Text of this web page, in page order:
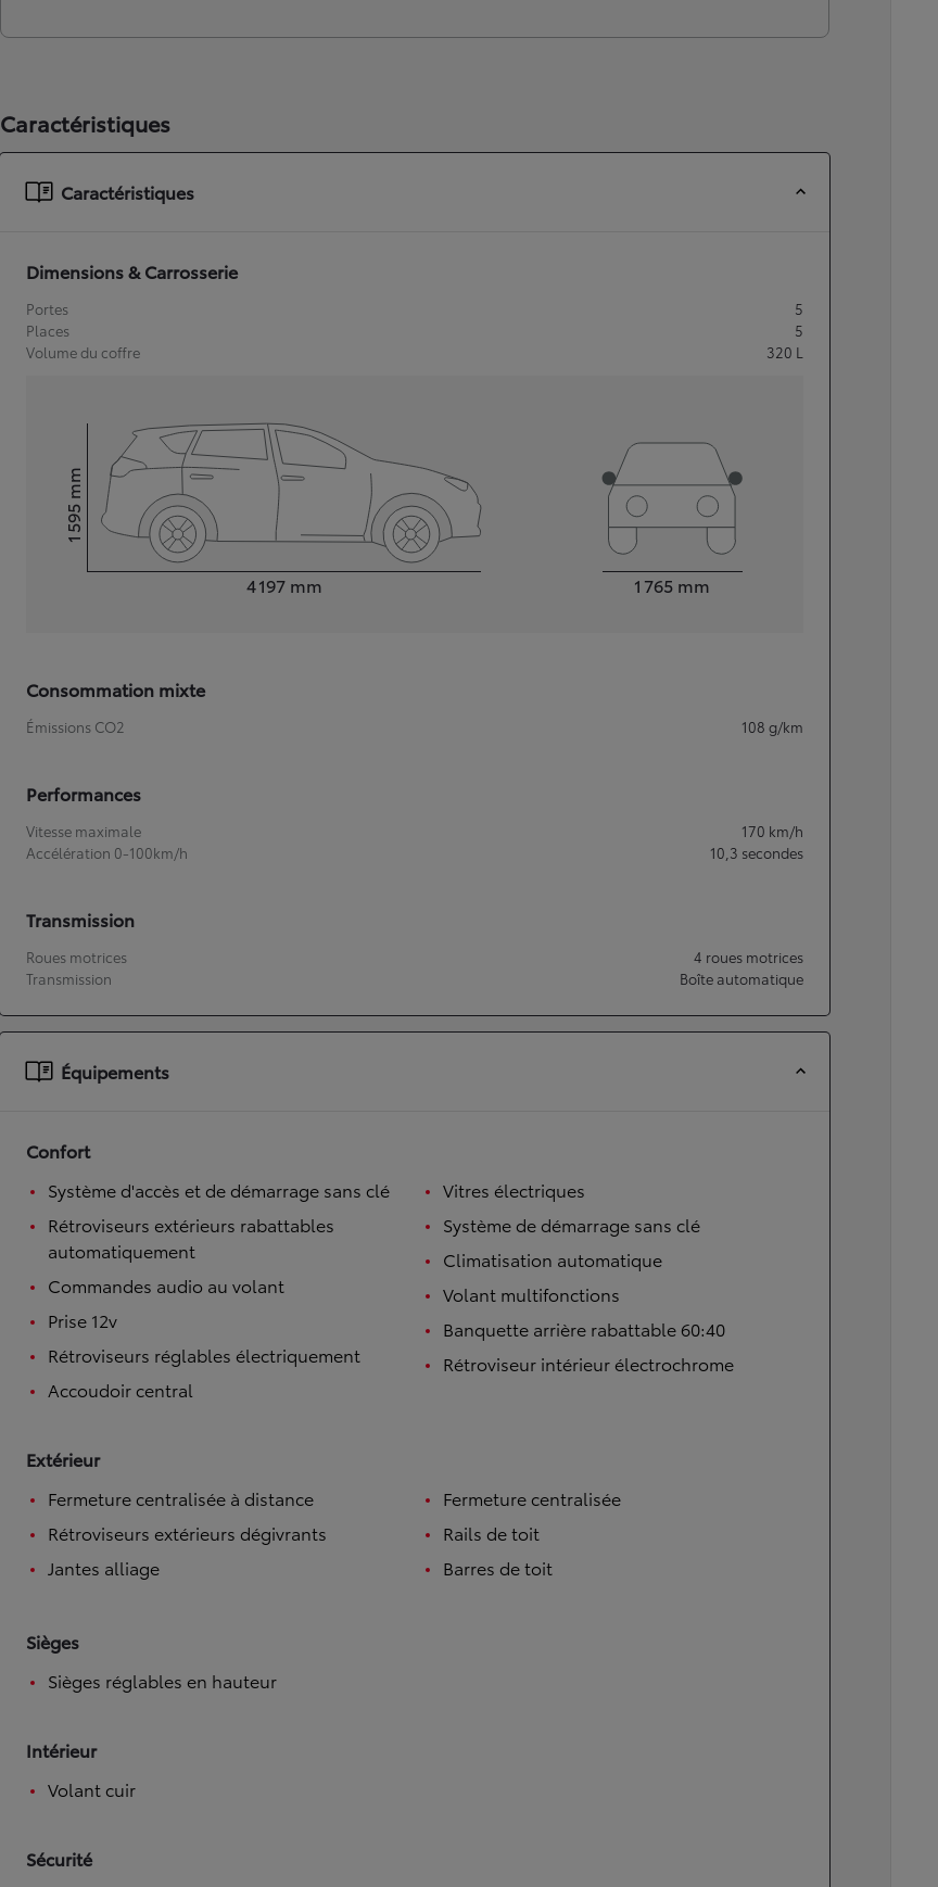
Nouvelle Yaris Cross
Disponible prochainement
Caractéristiques
Caractéristiques
Dimensions & Carrosserie
Portes
5
Places
5
Volume du coffre
320 L
4 197 mm
Hauteur1 595
mm
1 765 mm
Consommation mixte
Émissions CO2 108 g/km
Performances
Vitesse maximale 170 km/h
Accélération 0-100km/h
10,3 secondes
Transmission
Roues motrices
4 roues motrices
Transmission
Boîte automatique
Équipements
Confort
Système d'accès et de démarrage sans clé
Rétroviseurs extérieurs rabattables
automatiquement
Commandes audio au volant
Prise 12v
Rétroviseurs réglables électriquement
Accoudoir central
Vitres électriques
Système de démarrage sans clé
Climatisation automatique
Volant multifonctions
Banquette arrière rabattable 60:40
Rétroviseur intérieur électrochrome
Extérieur
Fermeture centralisée à distance
Rétroviseurs extérieurs dégivrants
Jantes alliage
Fermeture centralisée
Rails de toit
Barres de toit
Sièges
Sièges réglables en hauteur
Intérieur
Volant cuir
Sécurité